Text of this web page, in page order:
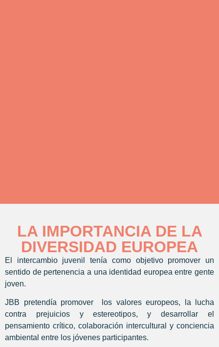
LA IMPORTANCIA DE LA
DIVERSIDAD EUROPEA
El intercambio juvenil tenía como objetivo promover un
sentido de pertenencia a una identidad europea entre gente
joven.
JBB pretendía promover los valores europeos, la lucha
contra prejuicios y estereotipos, y desarrollar el
pensamiento crítico, colaboración intercultural y conciencia
ambiental entre los jóvenes participantes.